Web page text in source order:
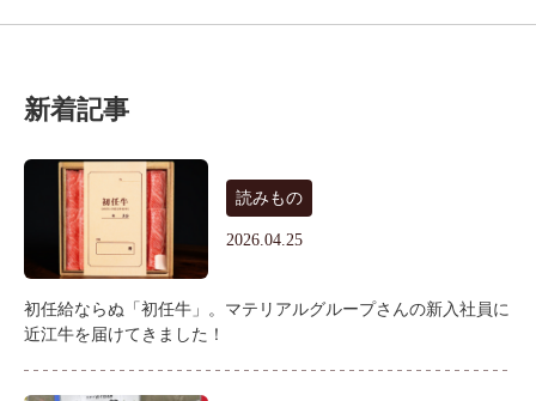
新着記事
読みもの
2026.04.25
初任給ならぬ「初任牛」。マテリアルグループさんの新入社員に
近江牛を届けてきました！